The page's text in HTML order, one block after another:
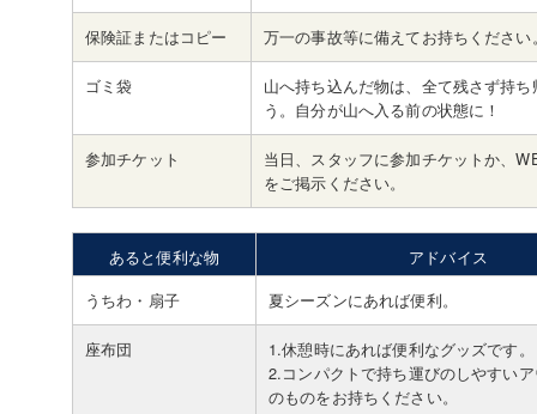
保険証またはコピー 万一の事故等に備えてお持ちください
ゴミ袋
山へ持ち込んだ物は、全て残さず持
う。自分が山へ入る前の状態に！
参加チケット
当日、スタッフに参加チケットか、
をご掲示ください。
あると便利な物
アドバイス
うちわ・扇子
夏シーズンにあれば便利。
座布団
1.休憩時にあれば便利なグッズです。
2.コンパクトで持ち運びのしやすい
のものをお持ちください。